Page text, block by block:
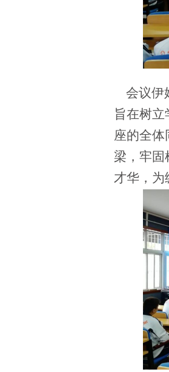
会议伊
旨在树
座的全
梁，牢固
才华，为